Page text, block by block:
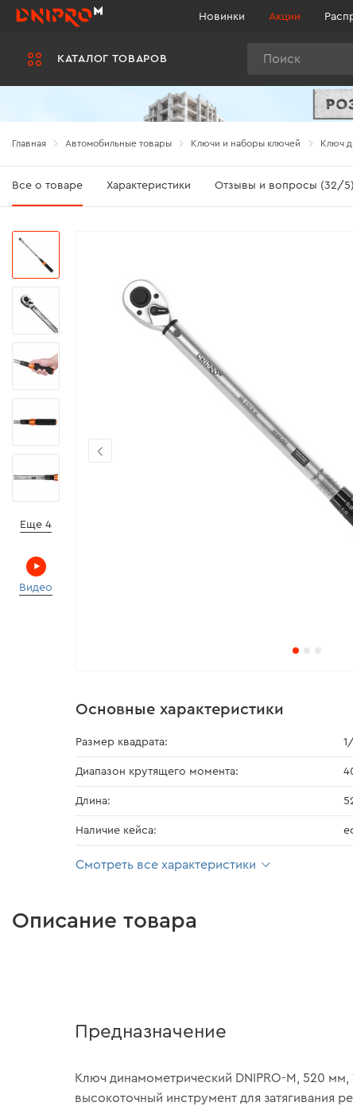
КАТАЛОГ ТОВАРОВ
Новинки Акции
Главная Автомобильные товары Ключи и наборы ключей Ключ
Все о товаре Характеристики Отзывы и вопросы (32/5)
Еще 4
Видео
Основные характеристики
Размер квадрата:
Диапазон крутящего момента:
Длина:
Наличие кейса:
Смотреть все характеристики
Описание товара
Предназначение
Ключ динамометрический DNIPRO-M, 520
высокоточный инструмент для затягивания